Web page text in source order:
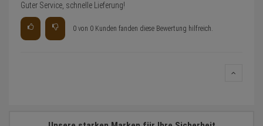
Guter Service, schnelle Lieferung!
0 von 0 Kunden fanden diese Bewertung hilfreich.